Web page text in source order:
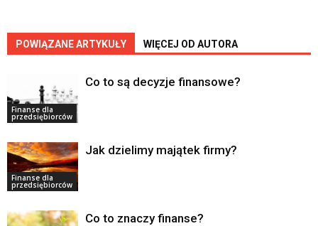
POWIĄZANE ARTYKUŁY WIĘCEJ OD AUTORA
Finanse dla
przedsiębiorców
Co to są decyzje finansowe?
Finanse dla
przedsiębiorców
Jak dzielimy majątek firmy?
Co to znaczy finanse?